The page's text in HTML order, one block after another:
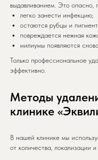
выдавливанием. Это опасно,
легко занести инфекцию;
остаются рубцы и
повреждается нежная
милиумы появляются
Только профессиональное
эффективно.
Методы
клинике
В нашей клинике мы
от количества, локализации